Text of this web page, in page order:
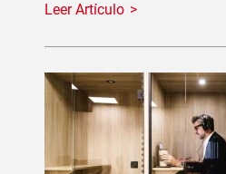
Leer Artículo